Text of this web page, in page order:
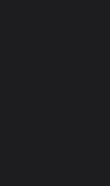
di ascolto, testi
(e dal sito del Bosco